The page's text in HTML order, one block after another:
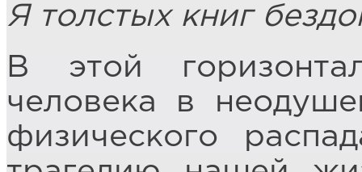
Я толстых книг
В этой
человека в
физического